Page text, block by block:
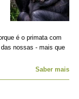
é o primata com
nossas - mais que
Saber mais